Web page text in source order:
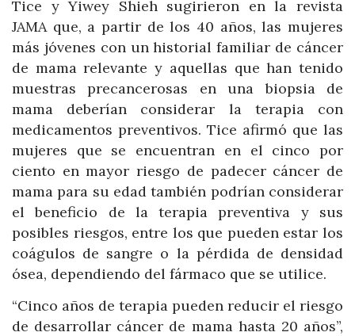
Tice y Yiwey Shieh sugirieron en la revista
JAMA que, a partir de los 40 años, las mujeres
más jóvenes con un historial familiar de cáncer
de mama relevante y aquellas que han tenido
muestras precancerosas en una biopsia de
mama deberían considerar la terapia con
medicamentos preventivos. Tice afirmó que las
mujeres que se encuentran en el cinco por
ciento en mayor riesgo de padecer cáncer de
mama para su edad también podrían considerar
el beneficio de la terapia preventiva y sus
posibles riesgos, entre los que pueden estar los
coágulos de sangre o la pérdida de densidad
ósea, dependiendo del fármaco que se utilice.
“Cinco años de terapia pueden reducir el riesgo
de desarrollar cáncer de mama hasta 20 años”,